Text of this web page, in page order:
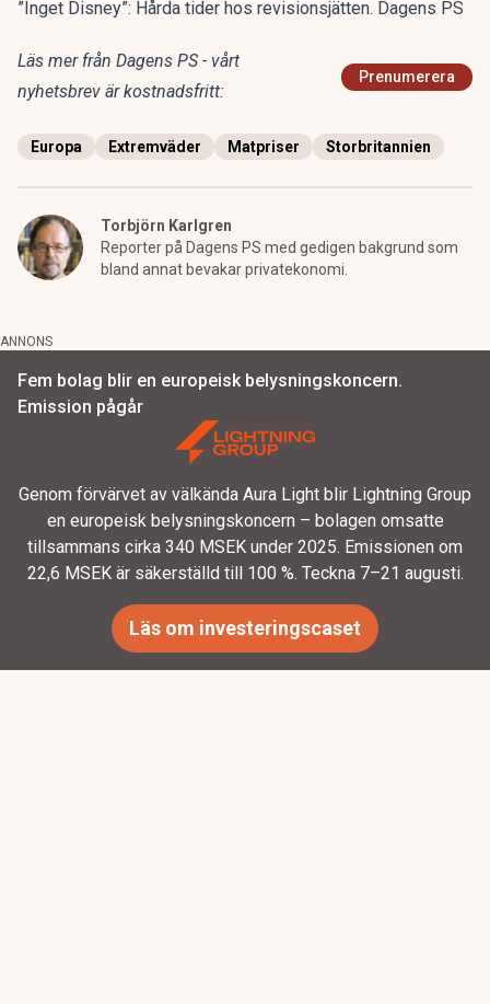
”Inget Disney”: Hårda tider hos revisionsjätten. Dagens PS
Läs mer från Dagens PS - vårt
nyhetsbrev är kostnadsfritt:
Prenumerera
Europa Extremväder Matpriser Storbritannien
Torbjörn Karlgren
Reporter på Dagens PS med gedigen bakgrund som
bland annat bevakar privatekonomi.
ANNONS
Fem bolag blir en europeisk belysningskoncern.
Emission pågår
Genom förvärvet av välkända Aura Light blir Lightning Group
en europeisk belysningskoncern – bolagen omsatte
tillsammans cirka 340 MSEK under 2025. Emissionen om
22,6 MSEK är säkerställd till 100 %. Teckna 7–21 augusti.
Läs om investeringscaset